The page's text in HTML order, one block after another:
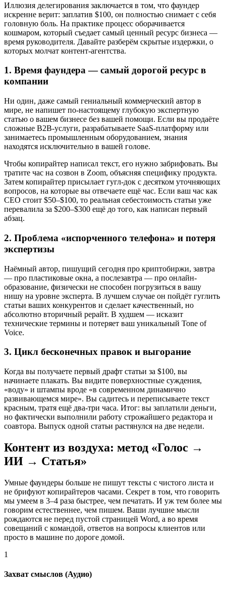
Иллюзия делегирования заключается в том, что фаундер
искренне верит: заплатив $100, он полностью снимает с себя
головную боль. На практике процесс оборачивается
кошмаром, который съедает самый ценный ресурс бизнеса —
время руководителя. Давайте разберём скрытые издержки, о
которых молчат контент-агентства.
1. Время фаундера — самый дорогой ресурс в
компании
Ни один, даже самый гениальный коммерческий автор в
мире, не напишет по-настоящему глубокую экспертную
статью о вашем бизнесе без вашей помощи. Если вы продаёте
сложные B2B-услуги, разрабатываете SaaS-платформу или
занимаетесь промышленным оборудованием, знания
находятся исключительно в вашей голове.
Чтобы копирайтер написал текст, его нужно забрифовать. Вы
тратите час на созвон в Zoom, объясняя специфику продукта.
Затем копирайтер присылает гугл-док с десятком уточняющих
вопросов, на которые вы отвечаете ещё час. Если ваш час как
CEO стоит $50–$100, то реальная себестоимость статьи уже
перевалила за $200–$300 ещё до того, как написан первый
абзац.
2. Проблема «испорченного телефона» и потеря
экспертизы
Наёмный автор, пишущий сегодня про криптобиржи, завтра
— про пластиковые окна, а послезавтра — про онлайн-
образование, физически не способен погрузиться в вашу
нишу на уровне эксперта. В лучшем случае он пойдёт гуглить
статьи ваших конкурентов и сделает качественный, но
абсолютно вторичный рерайт. В худшем — исказит
технические термины и потеряет ваш уникальный Tone of
Voice.
3. Цикл бесконечных правок и выгорание
Когда вы получаете первый драфт статьи за $100, вы
начинаете плакать. Вы видите поверхностные суждения,
«воду» и штампы вроде «в современном динамично
развивающемся мире». Вы садитесь и переписываете текст
красным, тратя ещё два-три часа. Итог: вы заплатили деньги,
но фактически выполнили работу строжайшего редактора и
соавтора. Выпуск одной статьи растянулся на две недели.
Контент из воздуха: метод «Голос →
ИИ → Статья»
Умные фаундеры больше не пишут тексты с чистого листа и
не брифуют копирайтеров часами. Секрет в том, что говорить
мы умеем в 3–4 раза быстрее, чем печатать. И уж тем более мы
говорим естественнее, чем пишем. Ваши лучшие мысли
рождаются не перед пустой страницей Word, а во время
совещаний с командой, ответов на вопросы клиентов или
просто в машине по дороге домой.
1
Захват смыслов (Аудио)